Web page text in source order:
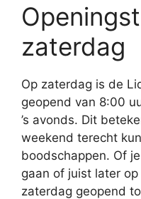
zaterdag
Op zaterdag is de
geopend van 8:00
’s avonds. Dit
weekend terecht
boodschappen. Of
gaan of juist later
zaterdag geopend